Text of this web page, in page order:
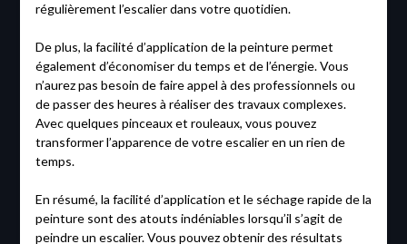
régulièrement l’escalier dans votre quotidien.
De plus, la facilité d’application de la peinture permet
également d’économiser du temps et de l’énergie. Vous
n’aurez pas besoin de faire appel à des professionnels ou
de passer des heures à réaliser des travaux complexes.
Avec quelques pinceaux et rouleaux, vous pouvez
transformer l’apparence de votre escalier en un rien de
temps.
En résumé, la facilité d’application et le séchage rapide de la
peinture sont des atouts indéniables lorsqu’il s’agit de
peindre un escalier. Vous pouvez obtenir des résultats